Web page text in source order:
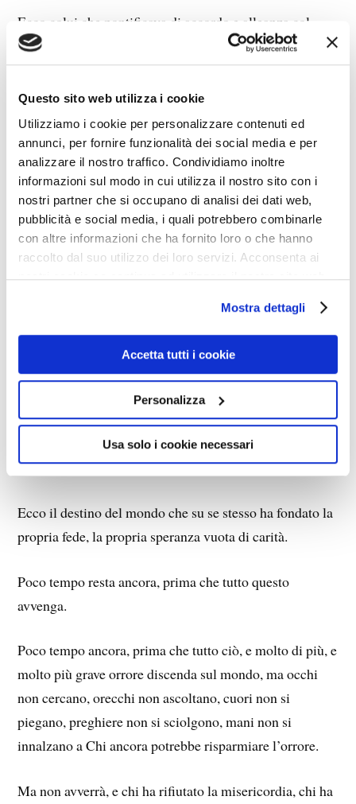
Questo sito web utilizza i cookie
Utilizziamo i cookie per personalizzare contenuti ed
annunci, per fornire funzionalità dei social media e per
analizzare il nostro traffico. Condividiamo inoltre
informazioni sul modo in cui utilizza il nostro sito con i
nostri partner che si occupano di analisi dei dati web,
pubblicità e social media, i quali potrebbero combinarle
con altre informazioni che ha fornito loro o che hanno
raccolto dal suo utilizzo dei loro servizi. Acconsenta ai
nostri cookie se continua ad utilizzare il nostro sito web.
Mostra dettagli
Accetta tutti i cookie
Personalizza
Usa solo i cookie necessari
Ecco colui che pontificava di accordo e alleanza col
mondo, perché la potenza del mondo non conosceva
ostacoli, e l’accordo era cosa immutabile e sicura, che
avrebbe posto fine ad ogni differenza e conflitto; perché
cercare la Verità era vano agitarsi, e una federazione di
culti avrebbe assicurato pace e tranquillità senza più
timore.
Ecco tutto risolto all’ombra del grande architetto.
Seduti intorno a tavole imbandite, i futuri scheletri l’un
l’altro si sorridevano e levavano i calici al futuro mondo
di pace eterna, all’eternità umana che dura un istante,
è ombra passata e dimenticata, mentre animali
striscianti si attorcigliano intorno alle rovine.
Passata è l’ombra di questo mondo, la polvere la ricopre,
polvere di polvere, cenere di cenere, putredine di
putredine.
Ecco il destino del mondo che su se stesso ha fondato la
propria fede, la propria speranza vuota di carità.
Poco tempo resta ancora, prima che tutto questo
avvenga.
Poco tempo ancora, prima che tutto ciò, e molto di più, e
molto più grave orrore discenda sul mondo, ma occhi
non cercano, orecchi non ascoltano, cuori non si
piegano, preghiere non si sciolgono, mani non si
innalzano a Chi ancora potrebbe risparmiare l’orrore.
Ma non avverrà, e chi ha rifiutato la misericordia, chi ha